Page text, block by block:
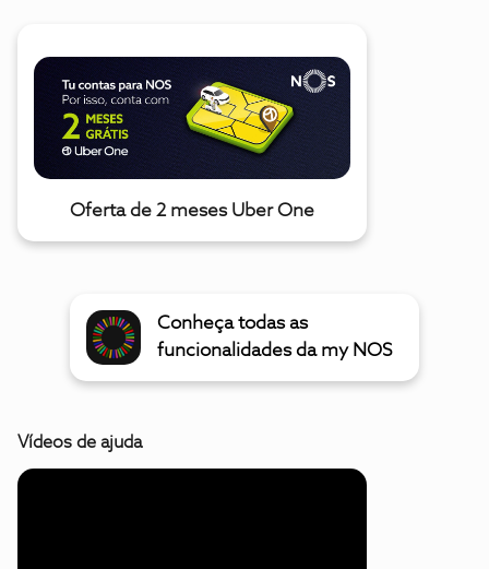
Oferta de 2 meses Uber One
Conheça todas as
funcionalidades da my NOS
Vídeos de ajuda